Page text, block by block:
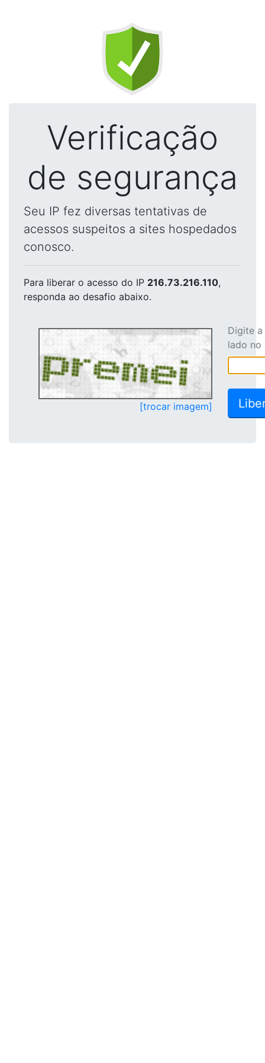
Verificação
de segurança
Seu IP fez diversas tentativas de
acessos suspeitos a sites hospedados
conosco.
Para liberar o acesso do IP 216.73.216.110,
responda ao desafio abaixo.
[trocar imagem]
Digite
lado no